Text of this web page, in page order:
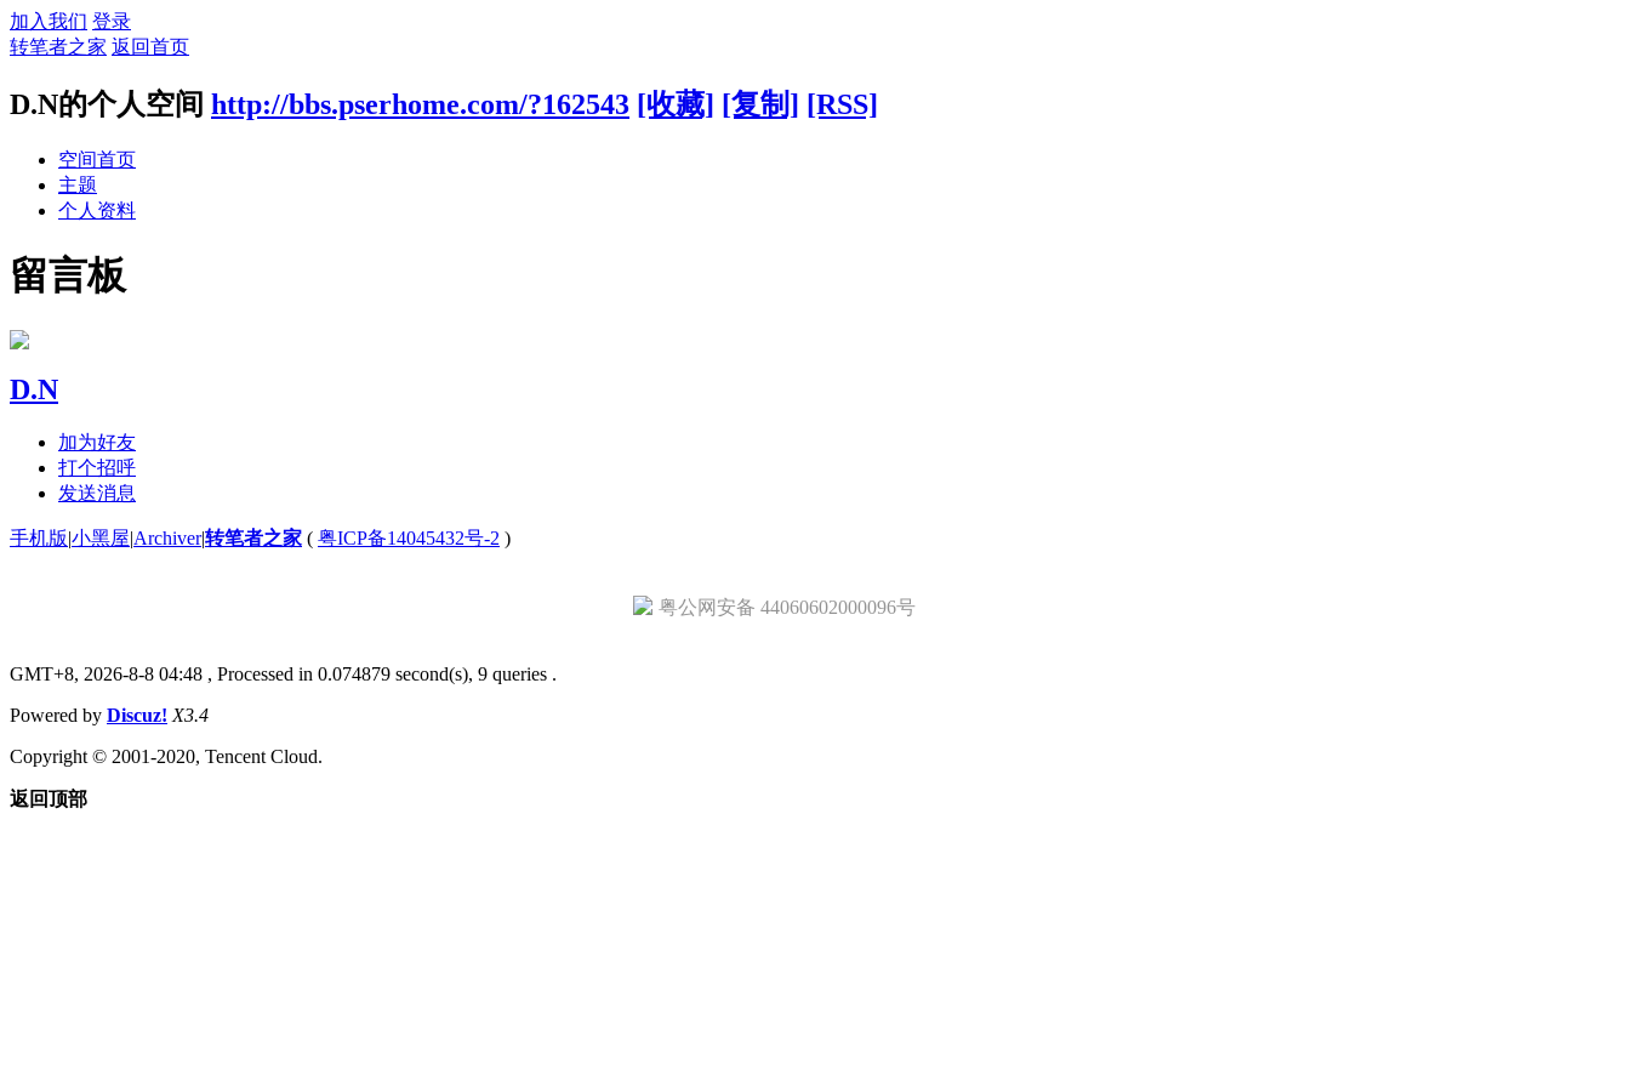
加入我们 登录
转笔者之家 返回首页
D.N的个人空间 http://bbs.pserhome.com/?162543 [收藏] [复制] [RSS]
空间首页
主题
个人资料
留言板
D.N
加为好友
打个招呼
发送消息
手机版|小黑屋|Archiver|转笔者之家 ( 粤ICP备14045432号-2 )
粤公网安备 44060602000096号
GMT+8, 2026-8-8 04:48 , Processed in 0.074879 second(s), 9 queries .
Powered by Discuz! X3.4
Copyright © 2001-2020, Tencent Cloud.
返回顶部